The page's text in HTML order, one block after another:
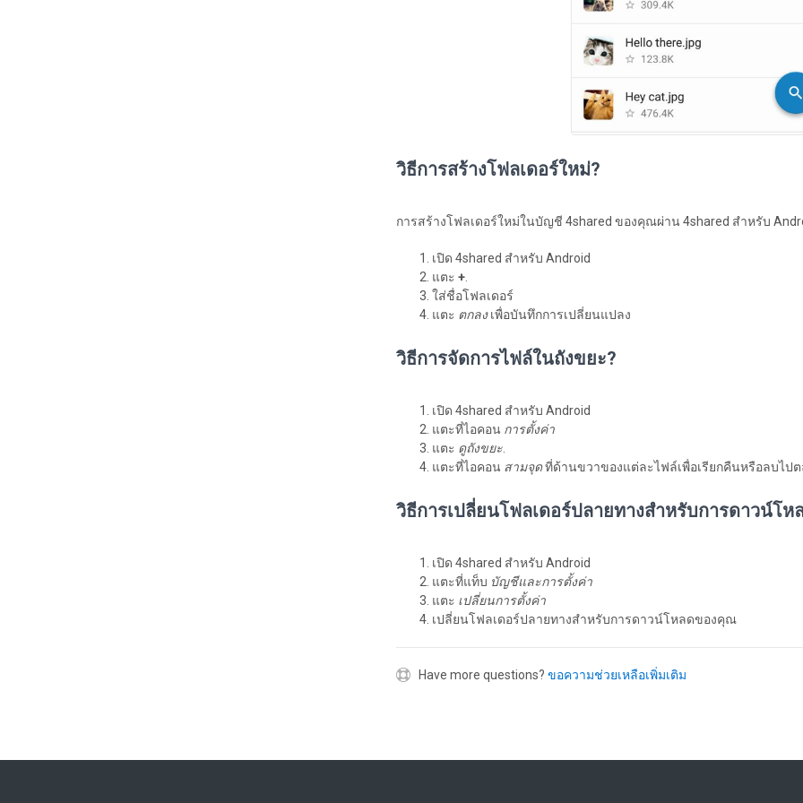
วิธีการสร้างโฟลเดอร์ใหม่?
การสร้างโฟลเดอร์ใหม่ในบัญชี 4shared ของคุณผ่าน 4shared สำหรับ
เปิด 4shared สำหรับ Android
แตะ +.
ใส่ชื่อโฟลเดอร์
แตะ ตกลงเพื่อบัน​​ทึกการเปลี่ยนแปลง
วิธีการจัดการไฟล์ในถังขยะ?
เปิด 4shared สำหรับ Android
แตะที่ไอคอน การตั้งค่า
แตะ ดูถังขยะ.
แตะที่ไอคอน สามจุดที่ด้านขวาของแต่ละไฟล์เพื่อเรียกคืนหรือลบไป
วิธีการเปลี่ยนโฟลเดอร์ปลายทางสำหรับการดาวน์โ
เปิด 4shared สำหรับ Android
แตะที่แท็บ บัญชีและการตั้งค่า
แตะ เปลี่ยนการตั้งค่า
เปลี่ยนโฟลเดอร์ปลายทางสำหรับการดาวน์โหลดของคุณ
Have more questions? ขอความช่วยเหลือเพิ่มเติม